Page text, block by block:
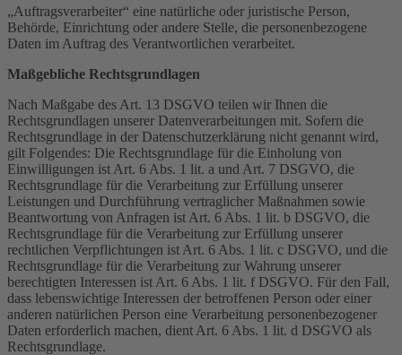
„Auftragsverarbeiter“ eine natürliche oder juristische Person,
Behörde, Einrichtung oder andere Stelle, die personenbezogene
Daten im Auftrag des Verantwortlichen verarbeitet.
Maßgebliche Rechtsgrundlagen
Nach Maßgabe des Art. 13 DSGVO teilen wir Ihnen die
Rechtsgrundlagen unserer Datenverarbeitungen mit. Sofern die
Rechtsgrundlage in der Datenschutzerklärung nicht genannt wird,
gilt Folgendes: Die Rechtsgrundlage für die Einholung von
Einwilligungen ist Art. 6 Abs. 1 lit. a und Art. 7 DSGVO, die
Rechtsgrundlage für die Verarbeitung zur Erfüllung unserer
Leistungen und Durchführung vertraglicher Maßnahmen sowie
Beantwortung von Anfragen ist Art. 6 Abs. 1 lit. b DSGVO, die
Rechtsgrundlage für die Verarbeitung zur Erfüllung unserer
rechtlichen Verpflichtungen ist Art. 6 Abs. 1 lit. c DSGVO, und die
Rechtsgrundlage für die Verarbeitung zur Wahrung unserer
berechtigten Interessen ist Art. 6 Abs. 1 lit. f DSGVO. Für den Fall,
dass lebenswichtige Interessen der betroffenen Person oder einer
anderen natürlichen Person eine Verarbeitung personenbezogener
Daten erforderlich machen, dient Art. 6 Abs. 1 lit. d DSGVO als
Rechtsgrundlage.